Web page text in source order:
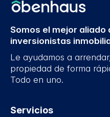
Somos el mejor
inversionistas
Le ayudamos a
propiedad de forma
Todo en uno.
Servicios